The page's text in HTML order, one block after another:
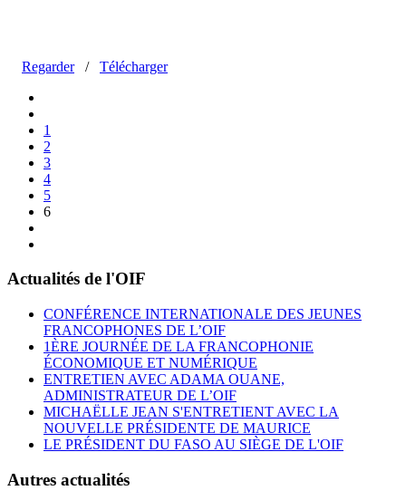
Regarder/ Télécharger
1
2
3
4
5
6
Actualités de l'OIF
CONFÉRENCE INTERNATIONALE DES JEUNES
FRANCOPHONES DE L’OIF
1ÈRE JOURNÉE DE LA FRANCOPHONIE
ÉCONOMIQUE ET NUMÉRIQUE
ENTRETIEN AVEC ADAMA OUANE,
ADMINISTRATEUR DE L’OIF
MICHAËLLE JEAN S'ENTRETIENT AVEC LA
NOUVELLE PRÉSIDENTE DE MAURICE
LE PRÉSIDENT DU FASO AU SIÈGE DE L'OIF
Autres actualités